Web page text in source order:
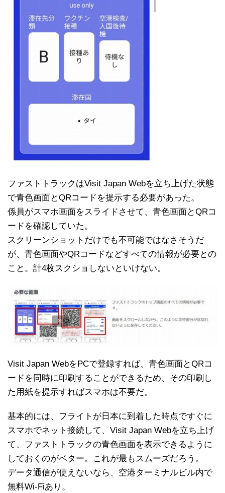
ファストトラックはVisit Japan Webを立ち上げた状態
で青色画面とQRコードを提示する必要があった。
係員がスマホ画面をスライドさせて、青色画面とQRコ
ードを確認していた。
スクリーンショットだけでも不可能ではなさそうだ
が、青色画面やQRコードなどすべての情報が必要との
こと。計4枚スクショしないといけない。
Visit Japan WebをPCで登録すれば、青色画面とQRコ
ードを同時に印刷することができるため、その印刷し
た用紙を提示すればスマホは不要だ。
基本的には、フライトが日本に到着した時点ですぐに
スマホでネット接続して、Visit Japan Webを立ち上げ
て、ファストトラックの青色画面を表示できるように
しておくのがベター。これが最もスムーズだろう。
データ通信が使えないなら、空港ターミナルビル内で
無料Wi-Fiあり。